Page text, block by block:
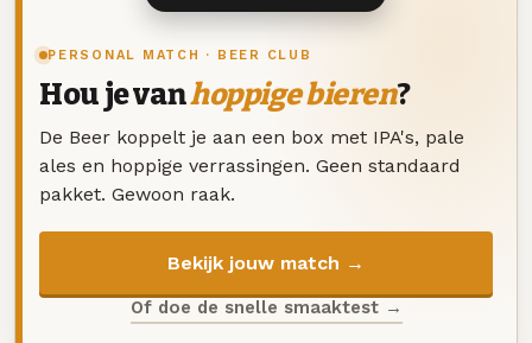
PERSONAL MATCH · BEER CLUB
Hou je vanhoppige bieren?
De Beer koppelt je aan een box met IPA's, pale
ales en hoppige verrassingen. Geen standaard
pakket. Gewoon raak.
Bekijk jouw match →
Of doe de snelle smaaktest →